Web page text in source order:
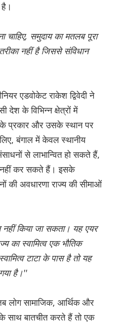
चाहिए, समुदाय का मतलब पूरा
नहीं है जिससे संविधान
एडवोकेट राकेश द्विवेदी ने
देश के विभिन्न क्षेत्रों में
प्रकार और उसके स्थान पर
बंगाल में केवल स्थानीय
से लाभान्वित हो सकते हैं,
नहीं कर सकते हैं। इसके
की अवधारणा राज्य की सीमाओं
नहीं किया जा सकता। यह एयर
का स्वामित्व एक भौतिक
टाटा के पास है तो यह
है।''
लोग सामाजिक, आर्थिक और
साथ बातचीत करते हैं तो एक